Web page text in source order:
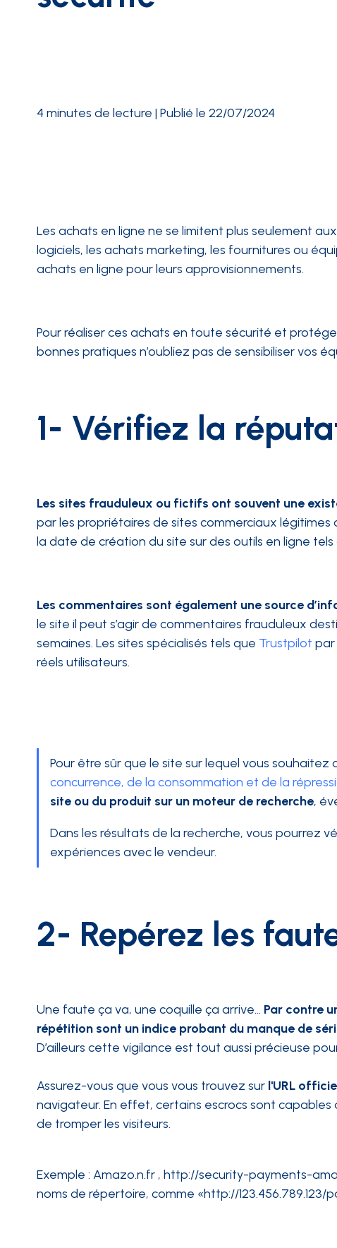
4 minutes de lecture | Publié le 22/07/2024
Les achats en ligne ne se limitent plus seulement
logiciels, les achats marketing, les fournitures ou
achats en ligne pour leurs approvisionnements.
Pour réaliser ces achats en toute sécurité et
bonnes pratiques n’oubliez pas de sensibiliser vos
1- Vérifiez la
Les sites frauduleux ou fictifs ont souvent une
par les propriétaires de sites commerciaux
la date de création du site sur des outils en ligne tels
Les commentaires sont également une source
le site il peut s’agir de commentaires frauduleux
semaines. Les sites spécialisés tels que Trustpilot par
réels utilisateurs.
Pour être sûr que le site sur lequel vous
concurrence, de la consommation et de la
site ou du produit sur un moteur de recherche,
Dans les résultats de la recherche, vous pourrez
expériences avec le vendeur.
2- Repérez les
Une faute ça va, une coquille ça arrive… Par contre
répétition sont un indice probant du manque de
D’ailleurs cette vigilance est tout aussi précieuse
Assurez-vous que vous vous trouvez sur l'URL
navigateur. En effet, certains escrocs sont
de tromper les visiteurs.
Exemple : Amazo.n.fr , http://security-payments-
noms de répertoire, comme «http://